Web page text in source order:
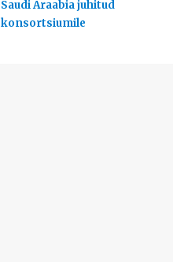
Saudi Araabia juhitud
konsortsiumile